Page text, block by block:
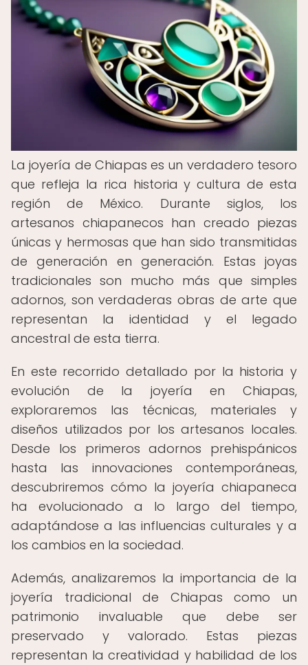
La joyería de Chiapas es un verdadero tesoro
que refleja la rica historia y cultura de esta
región de México. Durante siglos, los
artesanos chiapanecos han creado piezas
únicas y hermosas que han sido transmitidas
de generación en generación. Estas joyas
tradicionales son mucho más que simples
adornos, son verdaderas obras de arte que
representan la identidad y el legado
ancestral de esta tierra.
En este recorrido detallado por la historia y
evolución de la joyería en Chiapas,
exploraremos las técnicas, materiales y
diseños utilizados por los artesanos locales.
Desde los primeros adornos prehispánicos
hasta las innovaciones contemporáneas,
descubriremos cómo la joyería chiapaneca
ha evolucionado a lo largo del tiempo,
adaptándose a las influencias culturales y a
los cambios en la sociedad.
Además, analizaremos la importancia de la
joyería tradicional de Chiapas como un
patrimonio invaluable que debe ser
preservado y valorado. Estas piezas
representan la creatividad y habilidad de los